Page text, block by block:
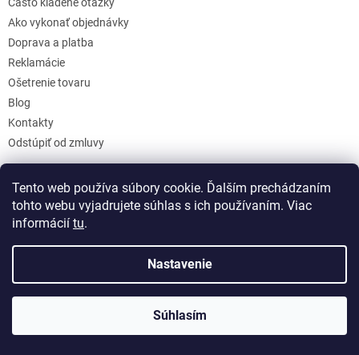
Tento web používa súbory cookie. Ďalším prechádzaním
tohto webu vyjadrujete súhlas s ich používaním. Viac
informácií tu.
Nastavenie
Súhlasím
Ako vykonať objednávky
Doprava a platba
Reklamácie
Ošetrenie tovaru
Blog
Kontakty
Odstúpiť od zmluvy
Adresa prodejny
Dopraváků 749/3 (Areál Genius)
Praha 8